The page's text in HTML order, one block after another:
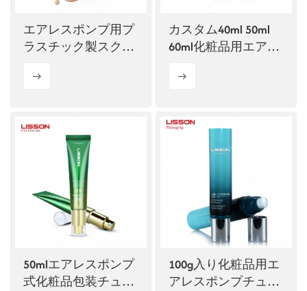
エアレスポンプ用プ
ラスチック製スクイ
ズ販売中
カスタム40ml 50ml
60ml化粧品用エアレ
50mlエアレスポンプ
式化粧品包装チュー
100g入り化粧品用エ
アレスポンプチュー